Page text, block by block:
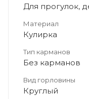
Для прогулок,
Материал
Кулирка
Тип карманов
Без карманов
Вид горловины
Круглый